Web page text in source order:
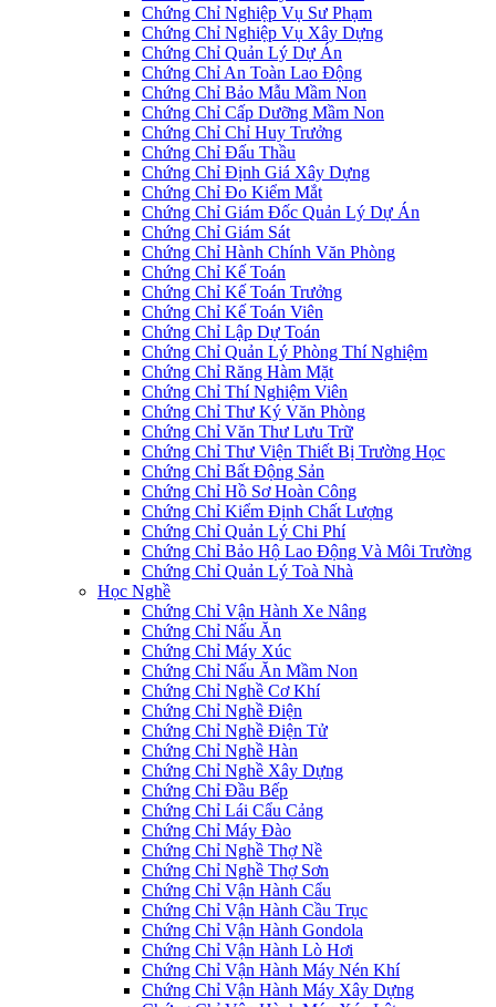
Chứng Chỉ Nghiệp Vụ Sư Phạm
Chứng Chỉ Nghiệp Vụ Xây Dựng
Chứng Chỉ Quản Lý Dự Án
Chứng Chỉ An Toàn Lao Động
Chứng Chỉ Bảo Mẫu Mầm Non
Chứng Chỉ Cấp Dưỡng Mầm Non
Chứng Chỉ Chỉ Huy Trưởng
Chứng Chỉ Đấu Thầu
Chứng Chỉ Định Giá Xây Dựng
Chứng Chỉ Đo Kiểm Mắt
Chứng Chỉ Giám Đốc Quản Lý Dự Án
Chứng Chỉ Giám Sát
Chứng Chỉ Hành Chính Văn Phòng
Chứng Chỉ Kế Toán
Chứng Chỉ Kế Toán Trưởng
Chứng Chỉ Kế Toán Viên
Chứng Chỉ Lập Dự Toán
Chứng Chỉ Quản Lý Phòng Thí Nghiệm
Chứng Chỉ Răng Hàm Mặt
Chứng Chỉ Thí Nghiệm Viên
Chứng Chỉ Thư Ký Văn Phòng
Chứng Chỉ Văn Thư Lưu Trữ
Chứng Chỉ Thư Viện Thiết Bị Trường Học
Chứng Chỉ Bất Động Sản
Chứng Chỉ Hồ Sơ Hoàn Công
Chứng Chỉ Kiểm Định Chất Lượng
Chứng Chỉ Quản Lý Chi Phí
Chứng Chỉ Bảo Hộ Lao Động Và Môi Trường
Chứng Chỉ Quản Lý Toà Nhà
Học Nghề
Chứng Chỉ Vận Hành Xe Nâng
Chứng Chỉ Nấu Ăn
Chứng Chỉ Máy Xúc
Chứng Chỉ Nấu Ăn Mầm Non
Chứng Chỉ Nghề Cơ Khí
Chứng Chỉ Nghề Điện
Chứng Chỉ Nghề Điện Tử
Chứng Chỉ Nghề Hàn
Chứng Chỉ Nghề Xây Dựng
Chứng Chỉ Đầu Bếp
Chứng Chỉ Lái Cẩu Cảng
Chứng Chỉ Máy Đào
Chứng Chỉ Nghề Thợ Nề
Chứng Chỉ Nghề Thợ Sơn
Chứng Chỉ Vận Hành Cẩu
Chứng Chỉ Vận Hành Cầu Trục
Chứng Chỉ Vận Hành Gondola
Chứng Chỉ Vận Hành Lò Hơi
Chứng Chỉ Vận Hành Máy Nén Khí
Chứng Chỉ Vận Hành Máy Xây Dựng